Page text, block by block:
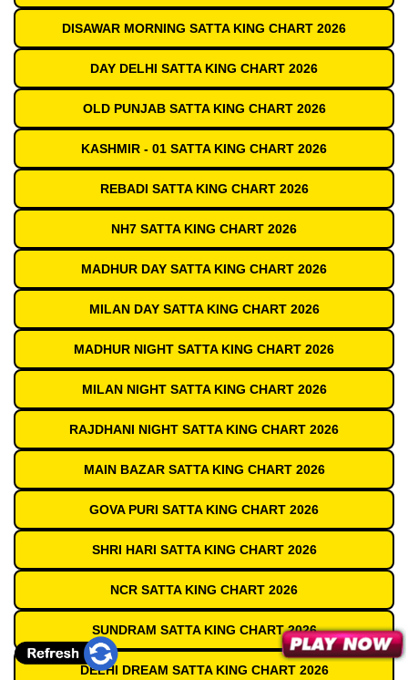
DISAWAR MORNING SATTA KING CHART 2026
DAY DELHI SATTA KING CHART 2026
OLD PUNJAB SATTA KING CHART 2026
KASHMIR - 01 SATTA KING CHART 2026
REBADI SATTA KING CHART 2026
NH7 SATTA KING CHART 2026
MADHUR DAY SATTA KING CHART 2026
MILAN DAY SATTA KING CHART 2026
MADHUR NIGHT SATTA KING CHART 2026
MILAN NIGHT SATTA KING CHART 2026
RAJDHANI NIGHT SATTA KING CHART 2026
MAIN BAZAR SATTA KING CHART 2026
GOVA PURI SATTA KING CHART 2026
SHRI HARI SATTA KING CHART 2026
NCR SATTA KING CHART 2026
SUNDRAM SATTA KING CHART 2026
DELHI DREAM SATTA KING CHART 2026